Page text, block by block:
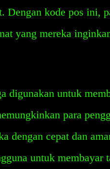
Dengan kode pos ini,
yang mereka
digunakan untuk
para
dengan cepat dan
untuk membayar